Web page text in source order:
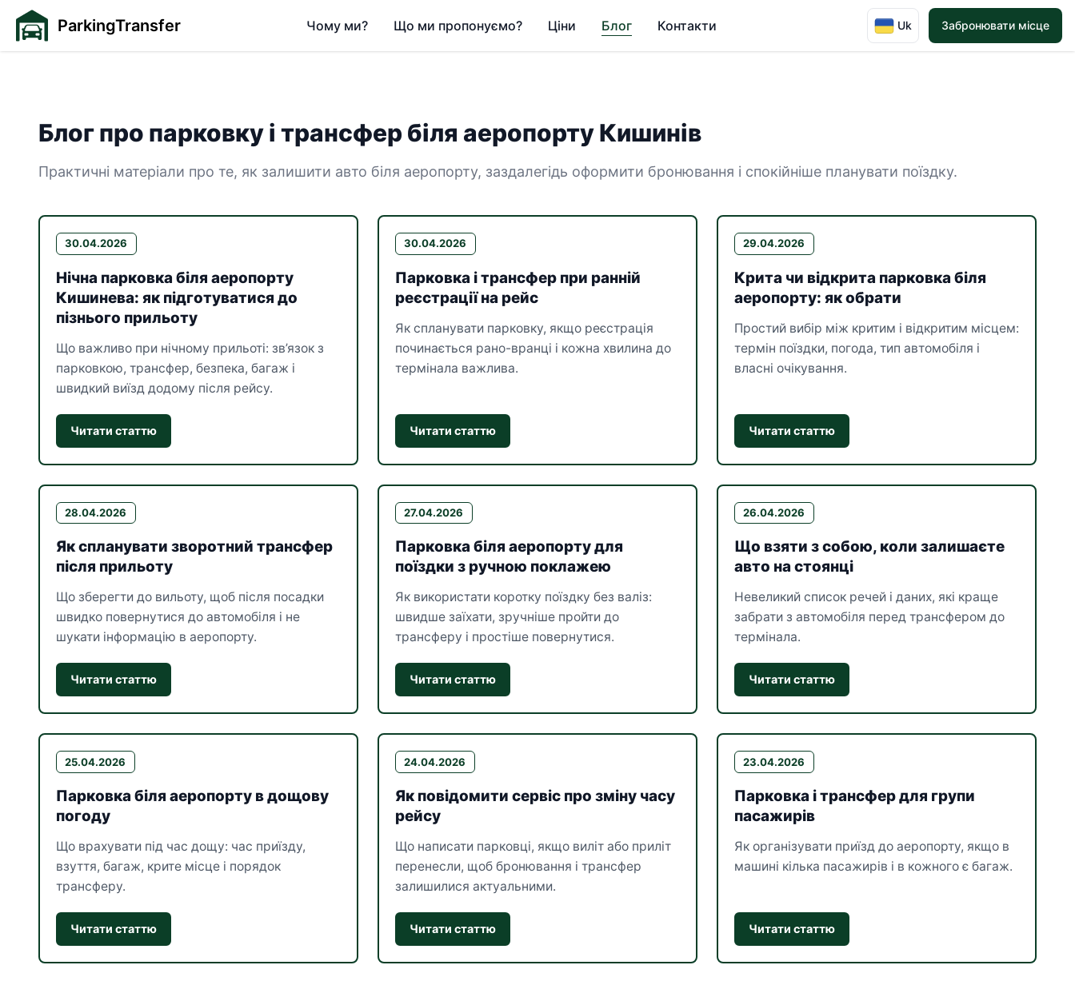
ParkingTransfer Uk Забронювати місце
Чому ми? Що ми пропонуємо? Ціни Блог Контакти
Блог про парковку і трансфер біля аеропорту Кишинів— сторінка 8
Практичні матеріали про те, як залишити авто біля аеропорту, заздалегідь оформити бронювання і спокійніше планувати поїздку.
30.04.2026
Нічна парковка біля аеропорту
Кишинева: як підготуватися до
пізнього прильоту
Що важливо при нічному прильоті: зв’язок з
парковкою, трансфер, безпека, багаж і
швидкий виїзд додому після рейсу.
Читати статтю
30.04.2026
Парковка і трансфер при ранній
реєстрації на рейс
Як спланувати парковку, якщо реєстрація
починається рано-вранці і кожна хвилина до
термінала важлива.
Читати статтю
29.04.2026
Крита чи відкрита парковка біля
аеропорту: як обрати
Простий вибір між критим і відкритим місцем:
термін поїздки, погода, тип автомобіля і
власні очікування.
Читати статтю
28.04.2026
Як спланувати зворотний трансфер
після прильоту
Що зберегти до вильоту, щоб після посадки
швидко повернутися до автомобіля і не
шукати інформацію в аеропорту.
Читати статтю
27.04.2026
Парковка біля аеропорту для
поїздки з ручною поклажею
Як використати коротку поїздку без валіз:
швидше заїхати, зручніше пройти до
трансферу і простіше повернутися.
Читати статтю
26.04.2026
Що взяти з собою, коли залишаєте
авто на стоянці
Невеликий список речей і даних, які краще
забрати з автомобіля перед трансфером до
термінала.
Читати статтю
25.04.2026
Парковка біля аеропорту в дощову
погоду
Що врахувати під час дощу: час приїзду,
взуття, багаж, крите місце і порядок
трансферу.
Читати статтю
24.04.2026
Як повідомити сервіс про зміну часу
рейсу
Що написати парковці, якщо виліт або приліт
перенесли, щоб бронювання і трансфер
залишилися актуальними.
Читати статтю
23.04.2026
Парковка і трансфер для групи
пасажирів
Як організувати приїзд до аеропорту, якщо в
машині кілька пасажирів і в кожного є багаж.
Читати статтю